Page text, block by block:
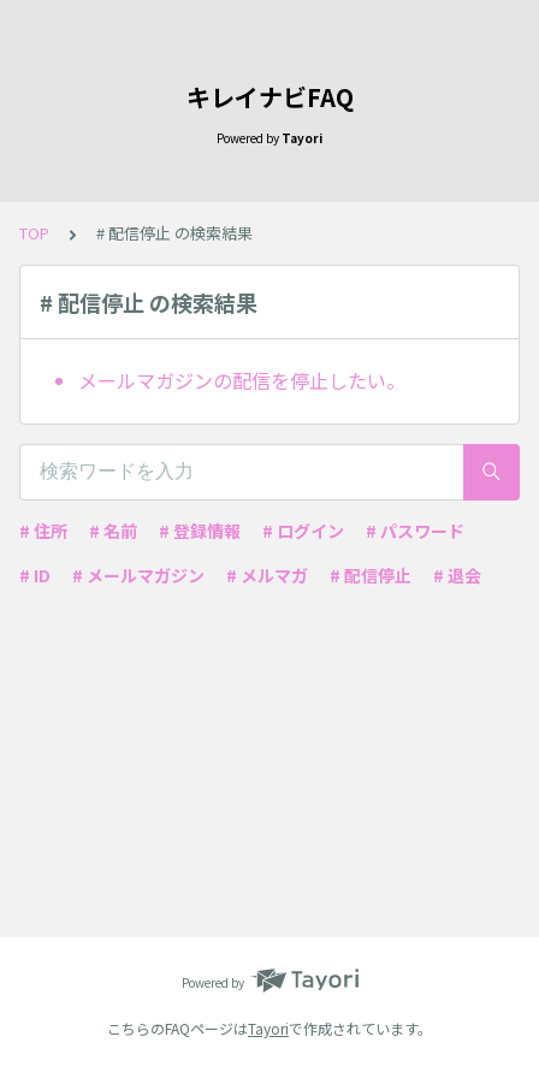
キレイナビFAQ
Powered by Tayori
TOP # 配信停止 の検索結果
# 配信停止 の検索結果
メールマガジンの配信を停止したい。
# 住所 # 名前 # 登録情報 # ログイン
# パスワード
# ID
# メールマガジン # メルマガ # 配信停止 # 退会
Powered by
こちらのFAQページはTayoriで作成されています。